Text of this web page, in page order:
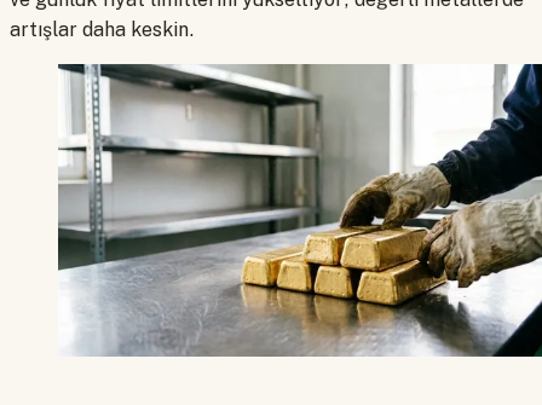
artışlar daha keskin.